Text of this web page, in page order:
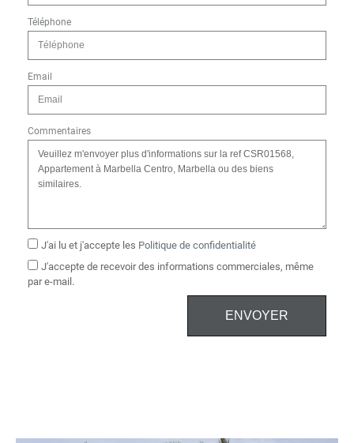
Téléphone
Email
Commentaires
J'ai lu et j'accepte les Politique de confidentialité
J'accepte de recevoir des informations commerciales, même
par e-mail.
ENVOYER